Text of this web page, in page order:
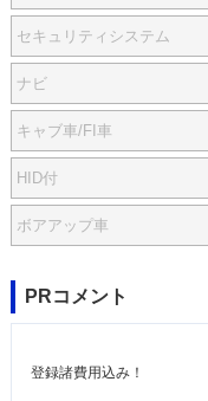
セキュリティシステム
ナビ
キャブ車/FI車
HID付
ボアアップ車
PRコメント
登録諸費用込み！